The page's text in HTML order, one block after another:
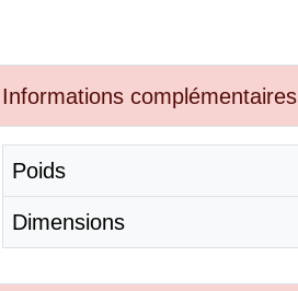
Informations complémentaires
Poids
Dimensions